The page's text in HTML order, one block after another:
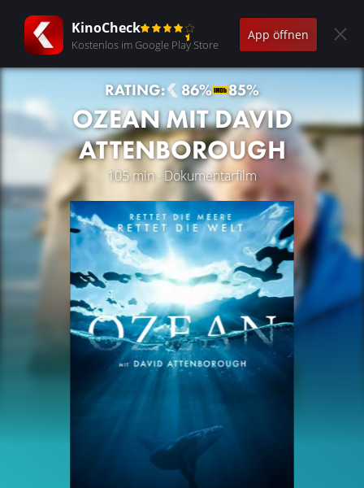
KinoCheck
Kostenlos im Google Play Store
App öffnen
RATING: 86% 85%
OZEAN MIT DAVID
ATTENBOROUGH
105 min · Dokumentarfilm